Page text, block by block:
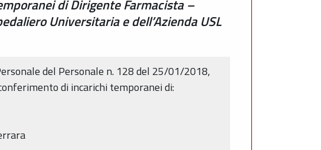
di Dirigente Farmacista –
Universitaria e dell’Azienda USL
del Personale n. 128 del 25/01/2018,
di incarichi temporanei di: